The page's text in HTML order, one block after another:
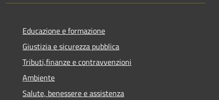
Educazione e formazione
Giustizia e sicurezza pubblica
Tributi,finanze e contravvenzioni
Ambiente
Salute, benessere e assistenza